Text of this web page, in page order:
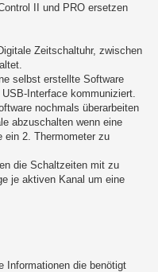
II und PRO ersetzen
Zeitschaltuhr, zwischen
selbst erstellte Software
Interface kommuniziert.
nochmals überarbeiten
abzuschalten wenn eine
ein 2. Thermometer zu
die Schaltzeiten mit zu
je aktiven Kanal um eine
Informationen die benötigt